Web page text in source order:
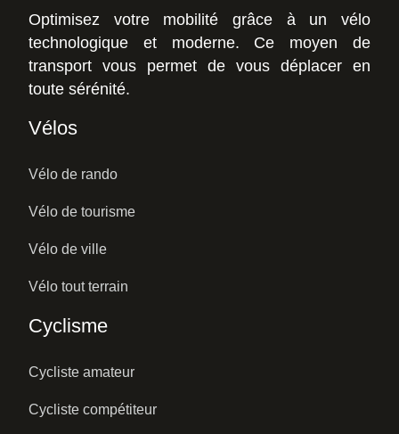
Optimisez votre mobilité grâce à un vélo
technologique et moderne. Ce moyen de
transport vous permet de vous déplacer en
toute sérénité.
Vélos
Vélo de rando
Vélo de tourisme
Vélo de ville
Vélo tout terrain
Cyclisme
Cycliste amateur
Cycliste compétiteur